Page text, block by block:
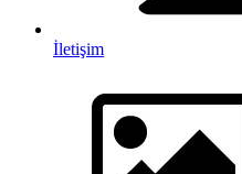
İletişim